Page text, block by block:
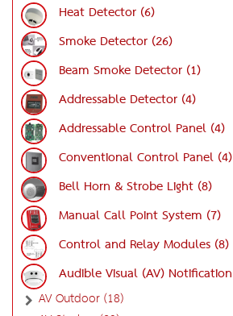
Heat Detector (6)
Smoke Detector (26)
Beam Smoke Detector (1)
Addressable Detector (4)
Addressable Control Panel (4)
Conventional Control Panel (4)
Bell Horn & Strobe Light (8)
Manual Call Point System (7)
Control and Relay Modules (8)
Audible Visual (AV) Notification
AV Outdoor (18)